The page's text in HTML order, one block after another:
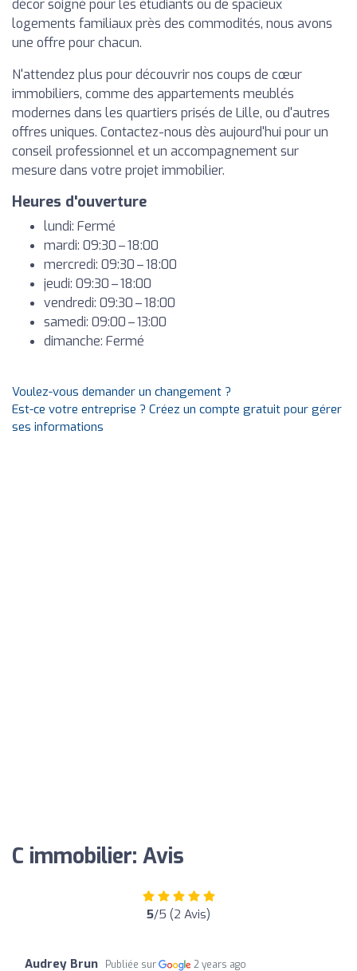
décor soigné pour les étudiants ou de spacieux
logements familiaux près des commodités, nous avons
une offre pour chacun.
N'attendez plus pour découvrir nos coups de cœur
immobiliers, comme des appartements meublés
modernes dans les quartiers prisés de Lille, ou d'autres
offres uniques. Contactez-nous dès aujourd'hui pour un
conseil professionnel et un accompagnement sur
mesure dans votre projet immobilier.
Heures d'ouverture
lundi: Fermé
mardi: 09:30 – 18:00
mercredi: 09:30 – 18:00
jeudi: 09:30 – 18:00
vendredi: 09:30 – 18:00
samedi: 09:00 – 13:00
dimanche: Fermé
Voulez-vous demander un changement ?
Est-ce votre entreprise ? Créez un compte gratuit pour gérer
ses informations
C immobilier: Avis
5/5 (2 Avis)
Audrey Brun Publiée sur 2 years ago